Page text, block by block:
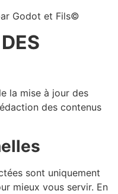
Godot et Fils©
la mise à jour des
des contenus
sont uniquement
mieux vous servir. En